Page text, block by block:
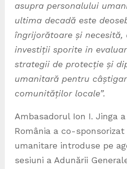
asupra personalului
ultima decadă este
îngrijorătoare și necesită,
investiții sporite in
strategii de protecție și
umanitară pentru
comunităților locale”.
Ambasadorul Ion I. Jinga
România a co-
umanitare introduse pe
sesiuni a Adunării